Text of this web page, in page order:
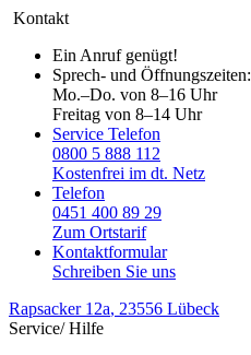
Kontakt
Ein Anruf genügt!
Sprech- und Öffnungszeiten:
Mo.–Do. von 8–16 Uhr
Freitag von 8–14 Uhr
Service Telefon
0800 5 888 112
Kostenfrei im dt. Netz
Telefon
0451 400 89 29
Zum Ortstarif
Kontaktformular
Schreiben Sie uns
Rapsacker 12a, 23556 Lübeck
Service/ Hilfe